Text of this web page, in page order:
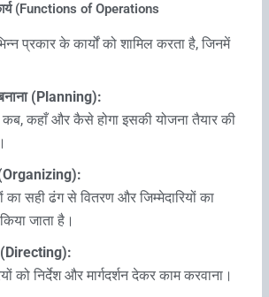
(Functions of Operations
प्रकार के कार्यों को शामिल करता है, जिनमें
(Planning):
कब, कहाँ और कैसे होगा इसकी योजना तैयार की
का सही ढंग से वितरण और जिम्मेदारियों का
जाता है।
(Directing):
को निर्देश और मार्गदर्शन देकर काम करवाना।